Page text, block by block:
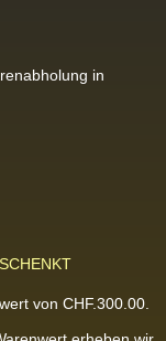
in
von CHF.300.00.